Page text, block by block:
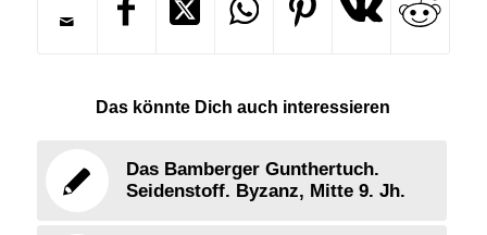
Das könnte Dich auch interessieren
Das Bamberger Gunthertuch.
Seidenstoff. Byzanz, Mitte 9. Jh.